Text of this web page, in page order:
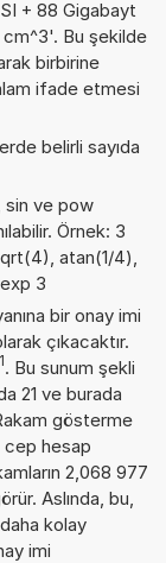
+ 88 Gigabayt
Bu şekilde
birbirine
ifade etmesi
belirli sayıda
sin ve pow
Örnek: 3
atan(1/4),
3
bir onay imi
çıkacaktır.
. Bu sunum şekli
21 ve burada
gösterme
cep hesap
2,068 977
Aslında, bu,
kolay
imi